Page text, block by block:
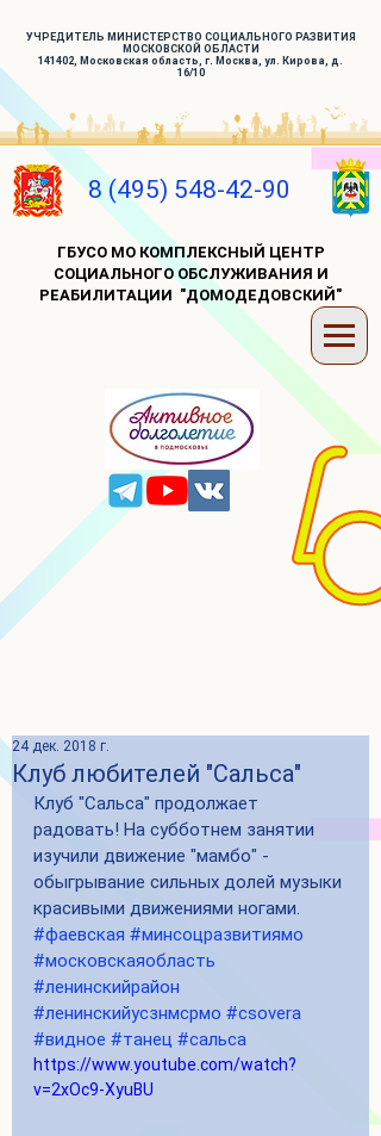
УЧРЕДИТЕЛЬ МИНИСТЕРСТВО СОЦИАЛЬНОГО РАЗВИТИЯ
МОСКОВСКОЙ ОБЛАСТИ
141402, Московская область, г. Москва, ул. Кирова, д.
16/10
8 (495) 548-42-90
ГБУСО МО КОМПЛЕКСНЫЙ ЦЕНТР
СОЦИАЛЬНОГО ОБСЛУЖИВАНИЯ И
РЕАБИЛИТАЦИИ "ДОМОДЕДОВСКИЙ"
Клуб любителей "Сальса"
24 дек. 2018 г.
Клуб "Сальса" продолжает
радовать! На субботнем занятии
изучили движение "мамбо" -
обыгрывание сильных долей музыки
красивыми движениями ногами.
#фаевская #минсоцразвитиямо
#московскаяобласть
#ленинскийрайон
#ленинскийусзнмсрмо #csovera
#видное #танец #сальса
https://www.youtube.com/watch?
v=2xOc9-XyuBU